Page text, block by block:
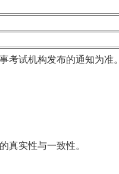
考试机构发布的通知为准。
真实性与一致性。